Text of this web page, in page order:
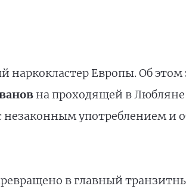
наркокластер Европы. Об этом
на проходящей в
употреблением и
в главный